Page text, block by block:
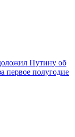
Путину об
первое полугодие